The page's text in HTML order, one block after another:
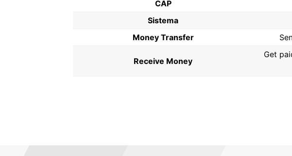
CAP
Sistema
Money Transfer
Receive Money
Get